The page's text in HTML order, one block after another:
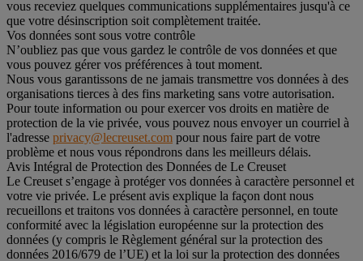
vous receviez quelques communications supplémentaires jusqu'à ce
que votre désinscription soit complètement traitée.
Vos données sont sous votre contrôle
N’oubliez pas que vous gardez le contrôle de vos données et que
vous pouvez gérer vos préférences à tout moment.
Nous vous garantissons de ne jamais transmettre vos données à des
organisations tierces à des fins marketing sans votre autorisation.
Pour toute information ou pour exercer vos droits en matière de
protection de la vie privée, vous pouvez nous envoyer un courriel à
l'adresse privacy@lecreuset.com pour nous faire part de votre
problème et nous vous répondrons dans les meilleurs délais.
Avis Intégral de Protection des Données de Le Creuset
Le Creuset s’engage à protéger vos données à caractère personnel et
votre vie privée. Le présent avis explique la façon dont nous
recueillons et traitons vos données à caractère personnel, en toute
conformité avec la législation européenne sur la protection des
données (y compris le Règlement général sur la protection des
données 2016/679 de l’UE) et la loi sur la protection des données